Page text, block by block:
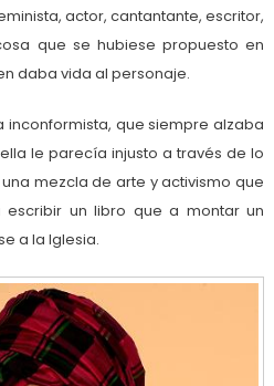
actor, cantantante, escritor,
que se hubiese propuesto en
daba vida al personaje.
inconformista, que siempre alzaba
le parecía injusto a través de lo
una mezcla de arte y activismo que
un libro que a montar un
a la Iglesia.